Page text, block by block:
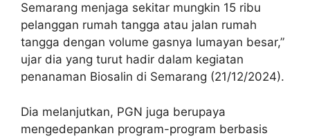
Semarang menjaga sekitar mungkin 15 ribu
pelanggan rumah tangga atau jalan rumah
tangga dengan volume gasnya lumayan besar,”
ujar dia yang turut hadir dalam kegiatan
penanaman Biosalin di Semarang (21/12/2024).
Dia melanjutkan, PGN juga berupaya
mengedepankan program-program berbasis